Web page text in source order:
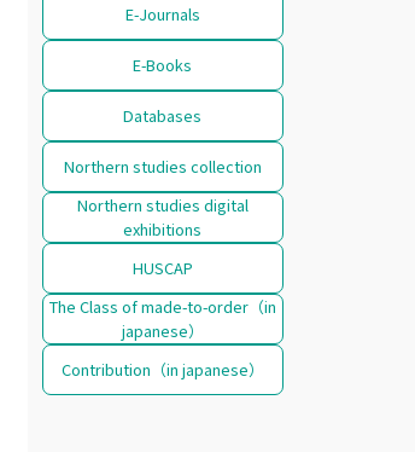
E-Journals
E-Books
Databases
Northern studies collection
Northern studies digital
exhibitions
HUSCAP
The Class of made-to-order（in
japanese）
Contribution（in japanese）